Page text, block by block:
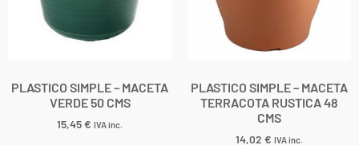
PLASTICO SIMPLE – MACETA
VERDE 50 CMS
15,45€ IVA inc.
PLASTICO SIMPLE – MACETA
TERRACOTA RUSTICA 48
CMS
14,02 € IVA inc.